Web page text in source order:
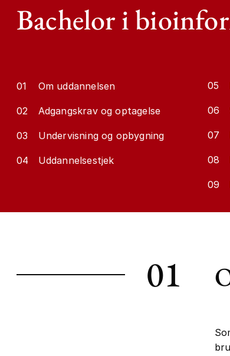
Bachelor i
01 Om uddannelsen
02 Adgangskrav og optagelse
03 Undervisning og opbygning
04 Uddannelsestjek
05
06
07
08
09
01